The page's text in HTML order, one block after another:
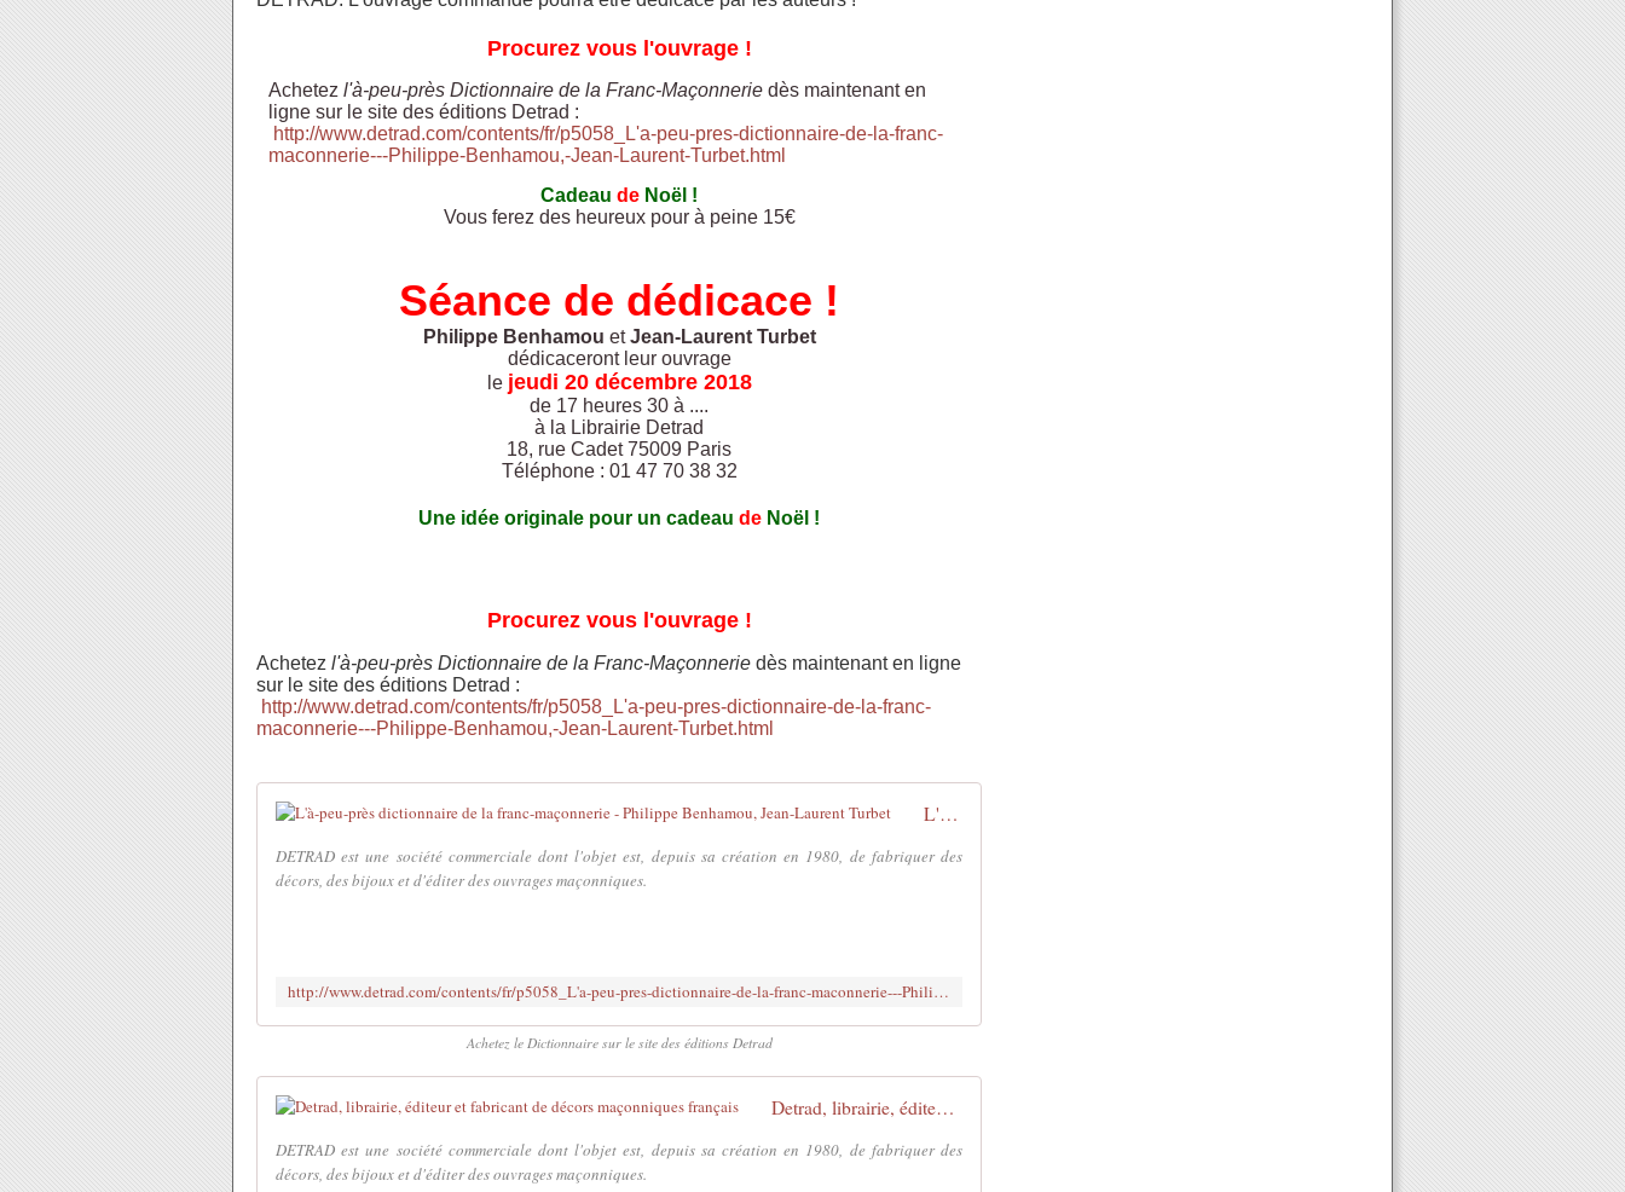
Procurez vous l'ouvrage !
Achetez l'à-peu-près Dictionnaire de la Franc-Maçonnerie dès maintenant en
ligne sur le site des éditions Detrad :
http://www.detrad.com/contents/fr/p5058_L'a-peu-pres-dictionnaire-de-la-franc-
maconnerie---Philippe-Benhamou,-Jean-Laurent-Turbet.html
Cadeau de Noël !
Vous ferez des heureux pour à peine 15€
Séance de dédicace !
Philippe Benhamou etJean-Laurent Turbet
dédicaceront leur ouvrage
le jeudi 20 décembre 2018
de 17 heures 30 à ....
à la Librairie Detrad
18, rue Cadet 75009 Paris
Téléphone : 01 47 70 38 32
Une idée originale pour un cadeau de Noël !
Procurez vous l'ouvrage !
Achetez l'à-peu-près Dictionnaire de la Franc-Maçonnerie dès maintenant en ligne
sur le site des éditions Detrad :
http://www.detrad.com/contents/fr/p5058_L'a-peu-pres-dictionnaire-de-la-franc-
maconnerie---Philippe-Benhamou,-Jean-Laurent-Turbet.html
L'à-peu-près dictionnaire de la franc-maçonnerie - Philippe Benhamou, Jean-Laurent Turbet
DETRAD est une société commerciale dont l'objet est, depuis sa création en 1980, de fabriquer des
décors, des bijoux et d'éditer des ouvrages maçonniques.
http://www.detrad.com/contents/fr/p5058_L'a-peu-pres-dictionnaire-de-la-franc-maconnerie---Philippe-Benhamou,-Jean-Laurent-Turbet.html
Achetez le Dictionnaire sur le site des éditions Detrad
Detrad, librairie, éditeur et fabricant de décors maçonniques français
DETRAD est une société commerciale dont l'objet est, depuis sa création en 1980, de fabriquer des
décors, des bijoux et d'éditer des ouvrages maçonniques.